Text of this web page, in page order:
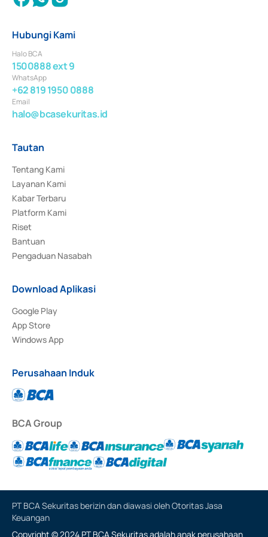
Hubungi Kami
Halo BCA
1500888 ext 9
WhatsApp
+62 819 1950 0888
Email
halo@bcasekuritas.id
Tautan
Tentang Kami
Layanan Kami
Kabar Terbaru
Platform Kami
Riset
Bantuan
Pengaduan Nasabah
Download Aplikasi
Google Play
App Store
Windows App
Perusahaan Induk
BCA Group
PT BCA Sekuritas berizin dan diawasi oleh Otoritas Jasa
Keuangan
Copyright © 2024 PT BCA Sekuritas adalah anak perusahaan